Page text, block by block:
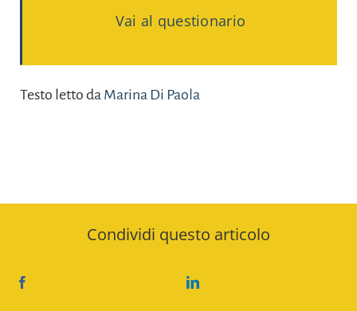
Vai al questionario
Testo letto da Marina Di Paola
Condividi questo articolo